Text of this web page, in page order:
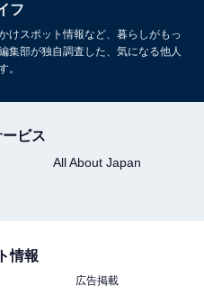
フ
けスポット情報など、暮らしがもっ
集部が独自調査した、気になる他人
。
ビス
All About Japan
情報
広告掲載